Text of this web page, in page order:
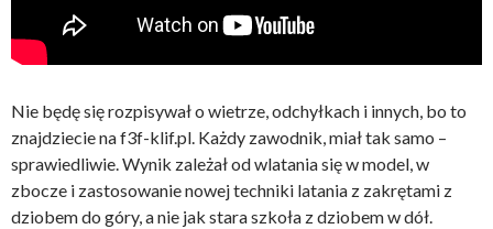
Nie będę się rozpisywał o wietrze, odchyłkach i innych, bo to
znajdziecie na f3f-klif.pl. Każdy zawodnik, miał tak samo –
sprawiedliwie. Wynik zależał od wlatania się w model, w
zbocze i zastosowanie nowej techniki latania z zakrętami z
dziobem do góry, a nie jak stara szkoła z dziobem w dół.